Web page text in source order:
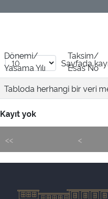
Sayfada
Dönemi/
Yasama Yılı
Taksim/
Esas No
Tabloda herhangi bir veri
Kayıt yok
<< <